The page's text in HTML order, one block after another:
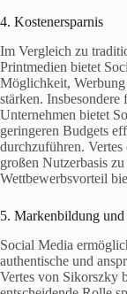
4. Kostenersparnis
Im Vergleich zu
Printmedien bietet
Möglichkeit, Werbung
stärken.
Unternehmen bietet
geringeren Budgets
durchzuführen.
großen Nutzerbasis
Wettbewerbsvorteil
5. Markenbildung
Social Media
authentische und
Vertes von Sikorszky